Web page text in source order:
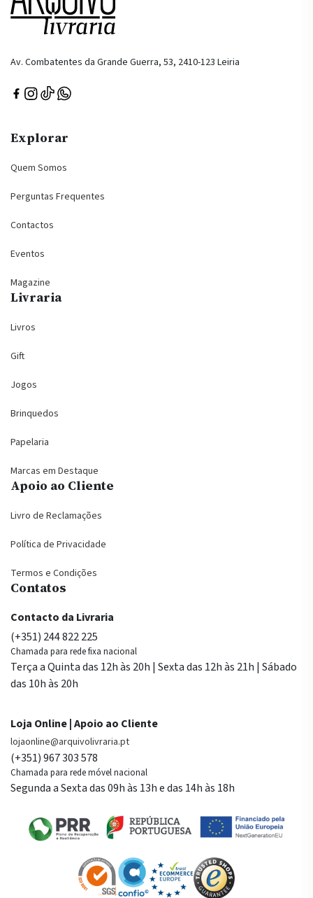
Av. Combatentes da Grande Guerra, 53, 2410-123 Leiria
Explorar
Quem Somos
Perguntas Frequentes
Contactos
Eventos
Magazine
Livraria
Livros
Gift
Jogos
Brinquedos
Papelaria
Marcas em Destaque
Apoio ao Cliente
Livro de Reclamações
Política de Privacidade
Termos e Condições
Contatos
Contacto da Livraria
(+351) 244 822 225
Chamada para rede fixa nacional
Terça a Quinta das 12h às 20h | Sexta das 12h às 21h | Sábado
das 10h às 20h
Loja Online | Apoio ao Cliente
lojaonline@arquivolivraria.pt
(+351) 967 303 578
Chamada para rede móvel nacional
Segunda a Sexta das 09h às 13h e das 14h às 18h